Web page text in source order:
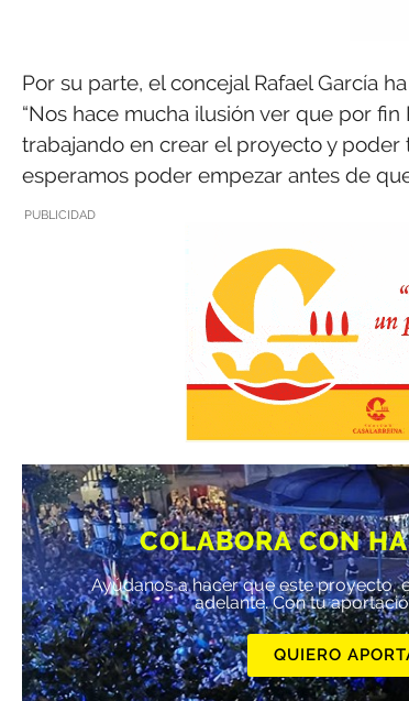
Por su parte, el concejal Rafael García
“Nos hace mucha ilusión ver que por
trabajando en crear el proyecto y poder
esperamos poder empezar antes de
PUBLICIDAD
COLABORA CON
Ayúdanos a hacer que este proyecto,
adelante. Con tu
QUIERO